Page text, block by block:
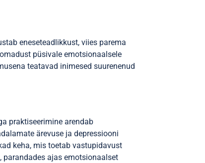
eneseteadlikkust, viies parema
püsivale emotsionaalsele
teatavad inimesed suurenenud
praktiseerimine arendab
ärevuse ja depressiooni
keha, mis toetab vastupidavust
ajas emotsionaalset